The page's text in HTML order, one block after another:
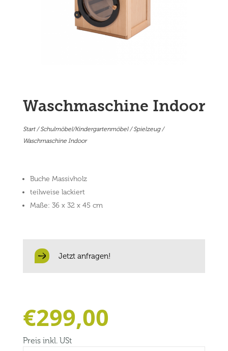
Waschmaschine Indoor
Start/Schulmöbel/Kindergartenmöbel/Spielzeug/
Waschmaschine Indoor
Buche Massivholz
teilweise lackiert
Maße: 36 x 32 x 45 cm
Jetzt anfragen!
€299,00
Preis inkl. USt